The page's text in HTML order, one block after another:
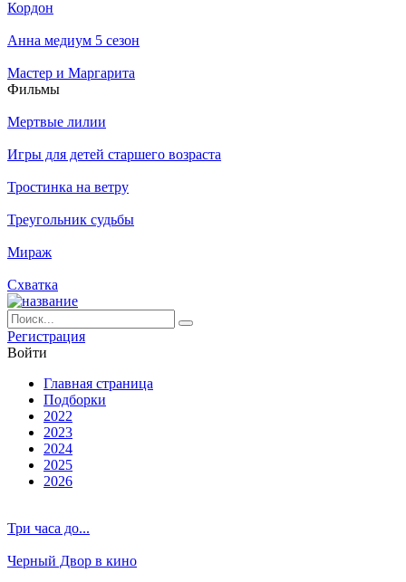
Кордон
Анна медиум 5 сезон
Мастер и Маргарита
Филь­мы
Мертвые лилии
Игры для детей старшего возраста
Тростинка на ветру
Треугольник судьбы
Мираж
Схватка
Ре­ги­ст­ра­ция
Вой­ти
Глав­ная стра­ни­ца
Подборки
2022
2023
2024
2025
2026
Три часа до...
Черный Двор в кино